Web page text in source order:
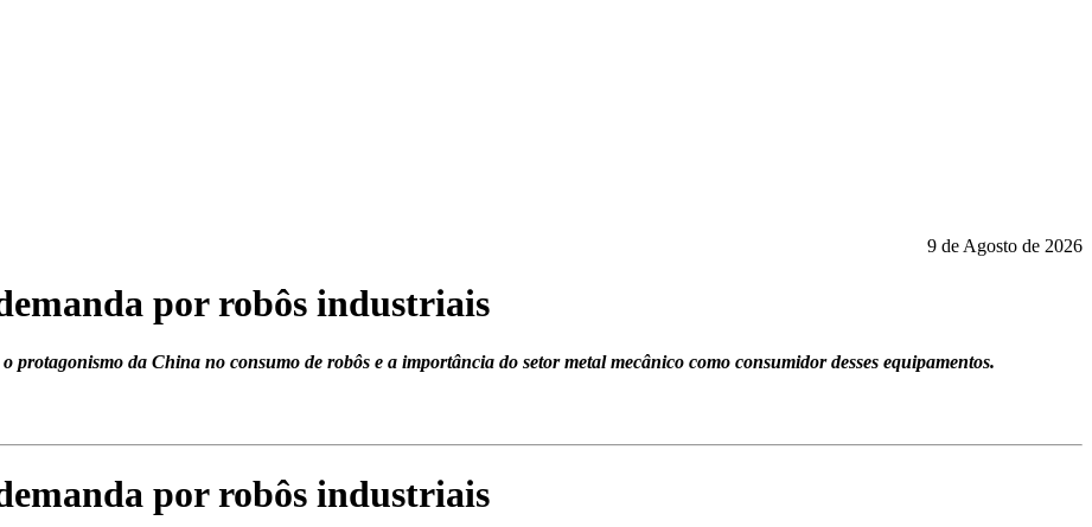
9 de Agosto de 2026
por robôs industriais
da China no consumo de robôs e a importância do setor metal mecânico como consumidor desses equipamentos.
por robôs industriais